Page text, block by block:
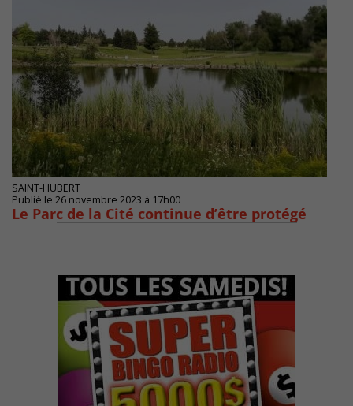
SAINT-HUBERT
Publié le 26 novembre 2023 à 17h00
Le Parc de la Cité continue d’être protégé